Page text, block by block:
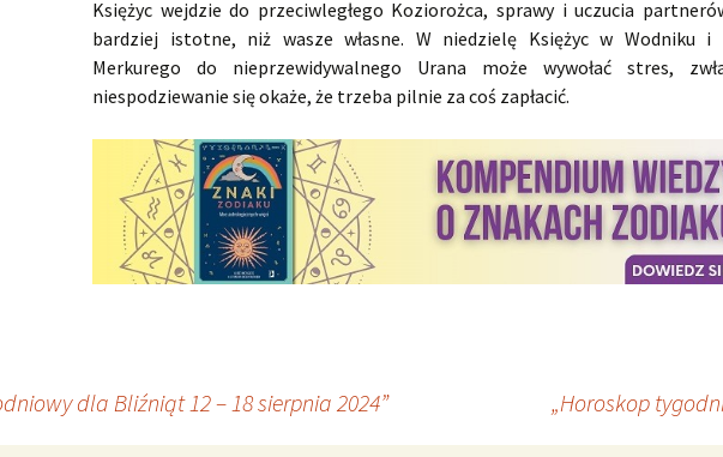
Księżyc wejdzie do przeciwległego Koziorożca, sprawy i uczucia
bardziej istotne, niż wasze własne. W niedzielę Księżyc w Wodniku i
Merkurego do nieprzewidywalnego Urana może wywołać stres,
niespodziewanie się okaże, że trzeba pilnie za coś zapłacić.
dla Bliźniąt 12 – 18 sierpnia 2024” „Horoskop